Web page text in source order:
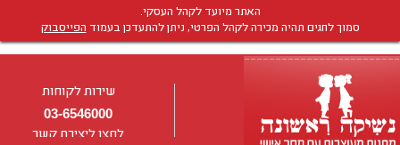
האתר מיועד לקהל העסקי.
סמוך לחגים תהיה מכירה לקהל הפרטי, ניתן להתעדכן בעמוד הפייסבוק
שירות לקוחות
03-6546000
לחצו ליצירת קשר